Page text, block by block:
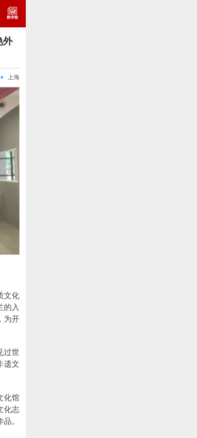
外
上海
文化
的入
为开
过世
遗文
化馆
化志
。